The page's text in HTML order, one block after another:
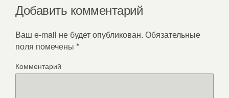
Добавить комментарий
Ваш e-mail не будет опубликован. Обязательные
поля помечены *
Комментарий